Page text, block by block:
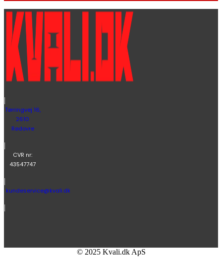
|
Tørringvej 16,
2610
Rødovre
|
CVR nr:
43547747
|
kundeservice@kvali.dk
|
© 2025 Kvali.dk ApS